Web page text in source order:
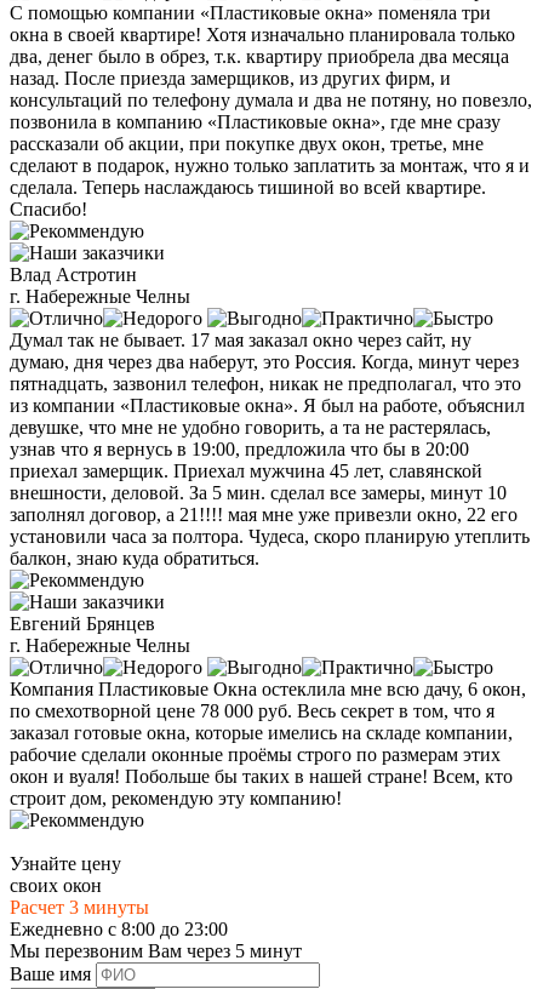
С помощью компании «Пластиковые окна» поменяла три
окна в своей квартире! Хотя изначально планировала только
два, денег было в обрез, т.к. квартиру приобрела два месяца
назад. После приезда замерщиков, из других фирм, и
консультаций по телефону думала и два не потяну, но повезло,
позвонила в компанию «Пластиковые окна», где мне сразу
рассказали об акции, при покупке двух окон, третье, мне
сделают в подарок, нужно только заплатить за монтаж, что я и
сделала. Теперь наслаждаюсь тишиной во всей квартире.
Спасибо!
Влад Астротин
г. Набережные Челны
Думал так не бывает. 17 мая заказал окно через сайт, ну
думаю, дня через два наберут, это Россия. Когда, минут через
пятнадцать, зазвонил телефон, никак не предполагал, что это
из компании «Пластиковые окна». Я был на работе, объяснил
девушке, что мне не удобно говорить, а та не растерялась,
узнав что я вернусь в 19:00, предложила что бы в 20:00
приехал замерщик. Приехал мужчина 45 лет, славянской
внешности, деловой. За 5 мин. сделал все замеры, минут 10
заполнял договор, а 21!!!! мая мне уже привезли окно, 22 его
установили часа за полтора. Чудеса, скоро планирую утеплить
балкон, знаю куда обратиться.
Евгений Брянцев
г. Набережные Челны
Компания Пластиковые Окна остеклила мне всю дачу, 6 окон,
по смехотворной цене 78 000 руб. Весь секрет в том, что я
заказал готовые окна, которые имелись на складе компании,
рабочие сделали оконные проёмы строго по размерам этих
окон и вуаля! Побольше бы таких в нашей стране! Всем, кто
строит дом, рекомендую эту компанию!
Узнайте цену
своих окон
Расчет 3 минуты
Ежедневно с 8:00 до 23:00
Мы перезвоним Вам через 5 минут
Ваше имя